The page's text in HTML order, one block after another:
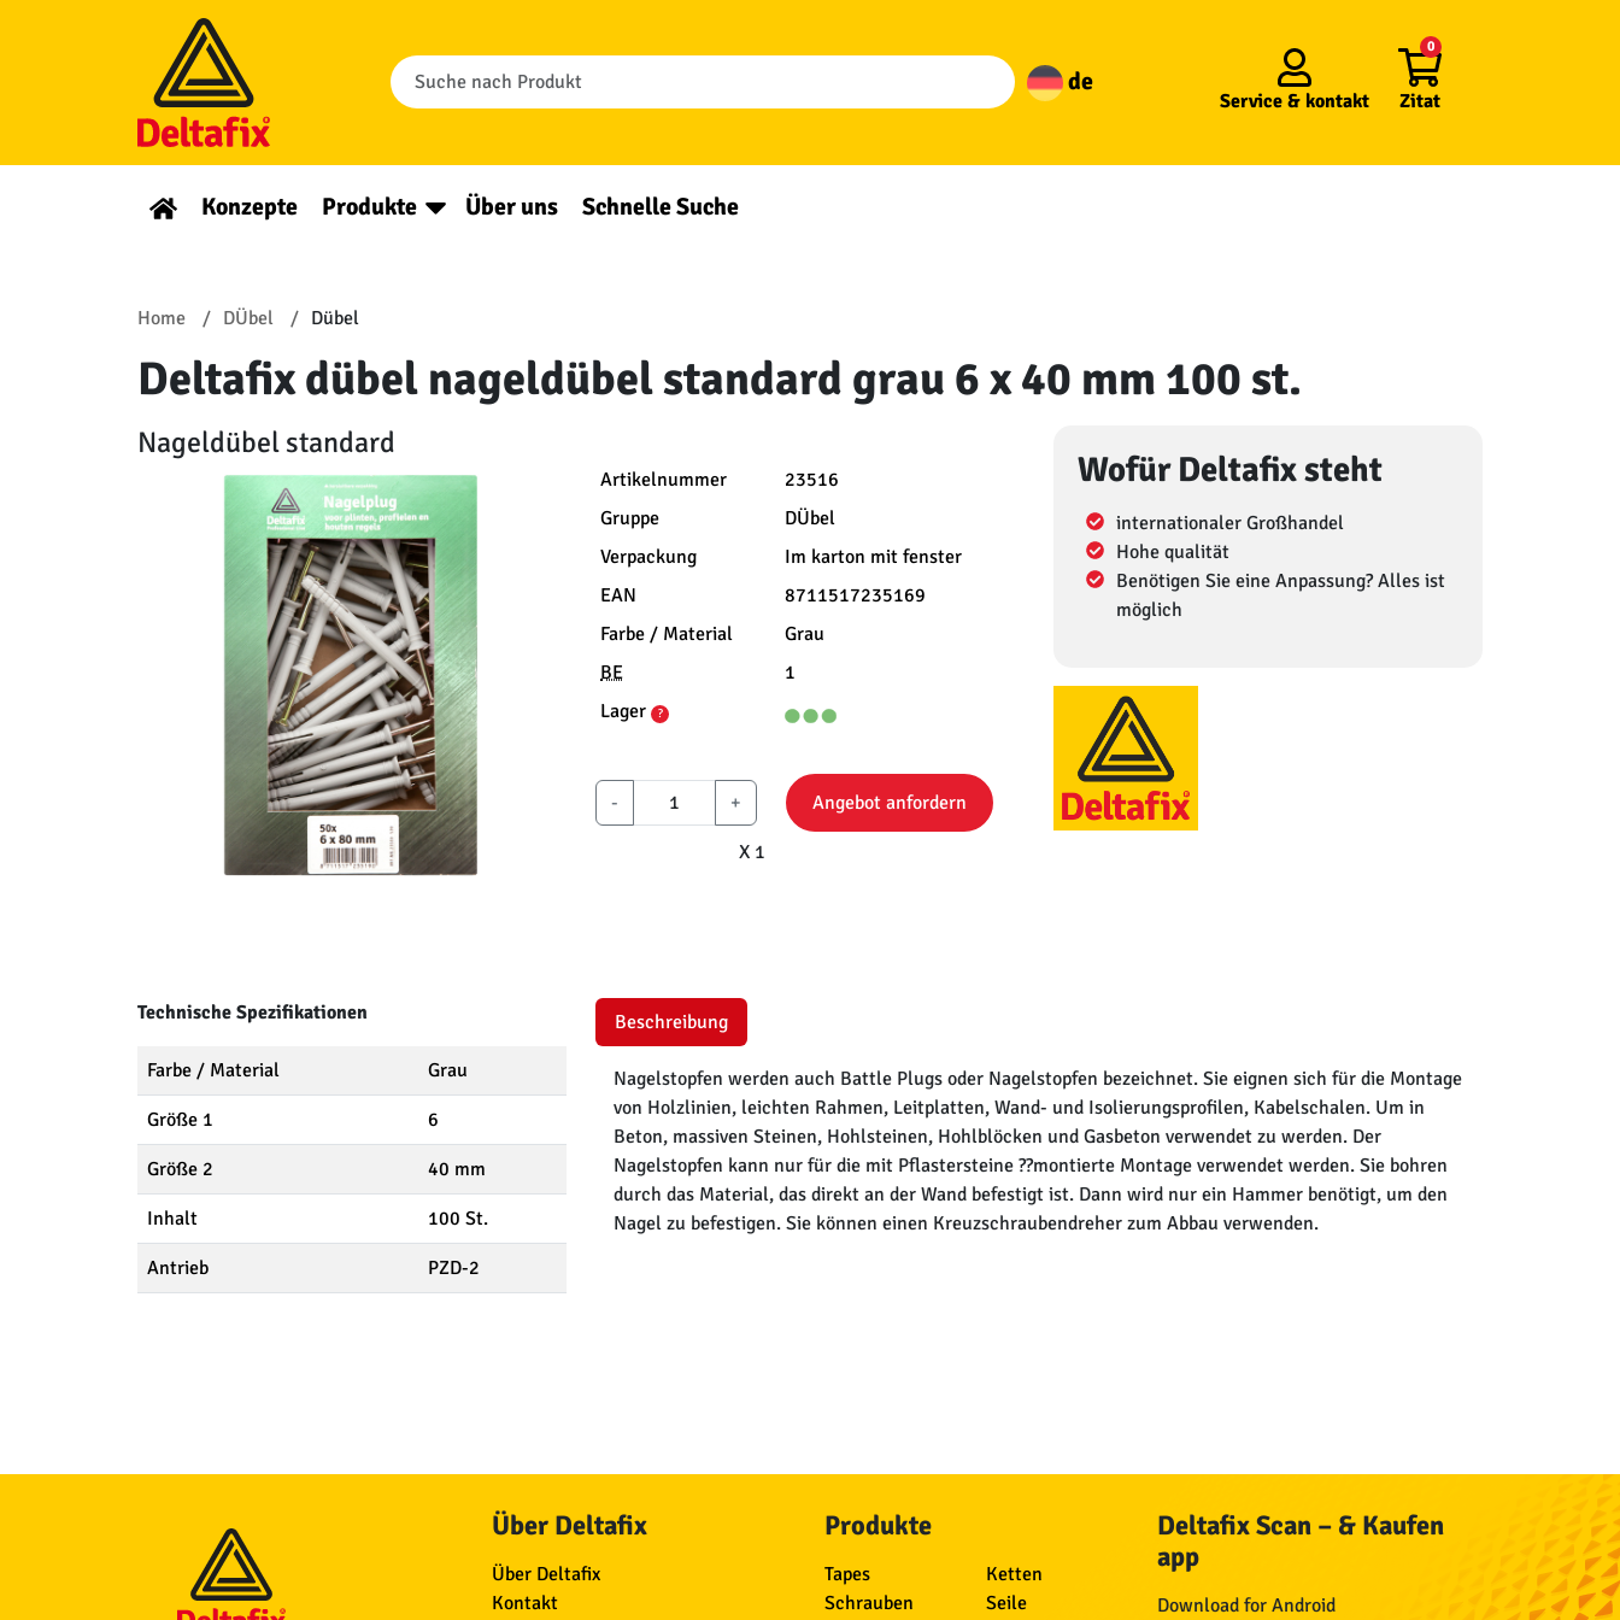
de
Service & kontakt Zitat
0
Konzepte Produkte Über uns Schnelle Suche
Home DÜbel Dübel
Deltafix dübel nageldübel standard grau 6 x 40 mm 100 st.
Nageldübel standard
Artikelnummer
23516
Gruppe
DÜbel
Verpackung
Im karton mit fenster
EAN
8711517235169
Farbe / Material
Grau
BE
1
Lager
?
- +
X 1
Angebot anfordern
Wofür Deltafix steht
internationaler Großhandel
Hohe qualität
Benötigen Sie eine Anpassung? Alles ist
möglich
Technische Spezifikationen
Farbe / Material Grau
Größe 1 6
Größe 2 40 mm
Inhalt 100 St.
Antrieb PZD-2
Beschreibung
Nagelstopfen werden auch Battle Plugs oder Nagelstopfen bezeichnet. Sie eignen sich für die Montage
von Holzlinien, leichten Rahmen, Leitplatten, Wand- und Isolierungsprofilen, Kabelschalen. Um in
Beton, massiven Steinen, Hohlsteinen, Hohlblöcken und Gasbeton verwendet zu werden. Der
Nagelstopfen kann nur für die mit Pflastersteine ??montierte Montage verwendet werden. Sie bohren
durch das Material, das direkt an der Wand befestigt ist. Dann wird nur ein Hammer benötigt, um den
Nagel zu befestigen. Sie können einen Kreuzschraubendreher zum Abbau verwenden.
Über Deltafix
Über Deltafix
Kontakt
Produkte
Tapes
Schrauben
Ketten
Seile
Deltafix Scan – & Kaufen
app
Download for Android